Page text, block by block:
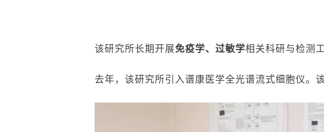
该研究所长期开展免疫学、过敏学相关科研与检测
去年，该研究所引入谱康医学全光谱流式细胞仪。